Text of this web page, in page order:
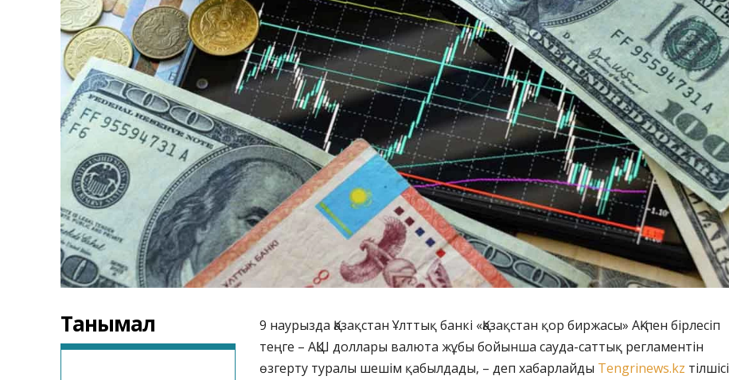
Танымал
9 наурызда Қазақстан Ұлттық банкі «Қазақстан қор биржасы» АҚ-пен бірлесіп
теңге – АҚШ доллары валюта жұбы бойынша сауда-саттық регламентін
өзгерту туралы шешім қабылдады, – деп хабарлайды Tengrinews.kz тілшісі